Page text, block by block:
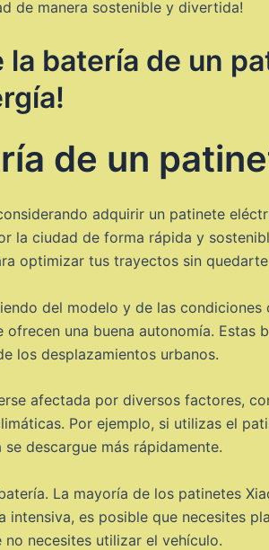
de manera sostenible y divertida!
batería de un
de un
adquirir un patinete
la ciudad de forma rápida y
optimizar tus trayectos sin
del modelo y de las condiciones
una buena autonomía. Estas
los desplazamientos urbanos.
afectada por diversos factores,
Por ejemplo, si utilizas el
descargue más rápidamente.
La mayoría de los patinetes
es posible que necesites
necesites utilizar el vehículo.